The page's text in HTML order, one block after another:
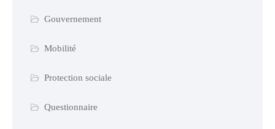
Gouvernement
Mobilité
Protection sociale
Questionnaire